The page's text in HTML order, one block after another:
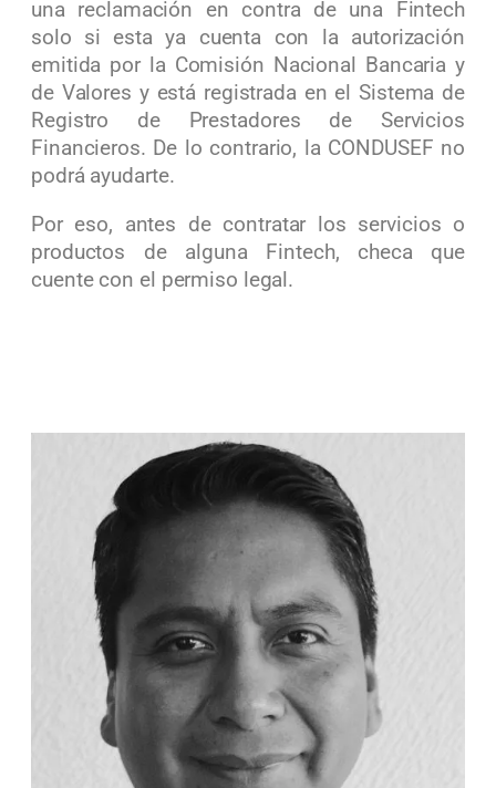
una reclamación en contra de una Fintech
solo si esta ya cuenta con la autorización
emitida por la Comisión Nacional Bancaria y
de Valores y está registrada en el Sistema de
Registro de Prestadores de Servicios
Financieros. De lo contrario, la CONDUSEF no
podrá ayudarte.
Por eso, antes de contratar los servicios o
productos de alguna Fintech, checa que
cuente con el permiso legal.